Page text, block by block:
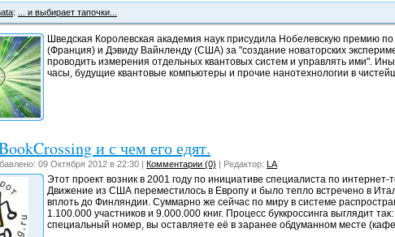
: ... и выбирает тапочки...
Шведская Королевская академия наук присудила Нобелевскую премию
(Франция) и Дэвиду Вайнленду (США) за "создание новаторских
проводить измерения отдельных квантовых систем и управлять ими".
часы, будущие квантовые компьютеры и прочие нанотехнологии в
и с чем его едят.
09 Октября 2012 в 22:30 | Комментарии (0) | Редактор: LA
Этот проект возник в 2001 году по инициативе специалиста по
Движение из США переместилось в Европу и было тепло встречено в
вплоть до Финляндии. Суммарно же сейчас по миру в системе
1.100.000 участников и 9.000.000 книг. Процесс буккроссинга выглядит
специальный номер, вы оставляете её в заранее обдуманном месте